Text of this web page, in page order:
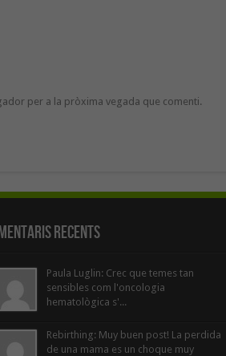
per a la pròxima vegada que comenti.
Recents
Paula Luglin: Crec que temes tan
sensibles com l'oncologia
hematològica s'...
Rebirthing: Muy buen post! La perdida
de una mama es un choque muy